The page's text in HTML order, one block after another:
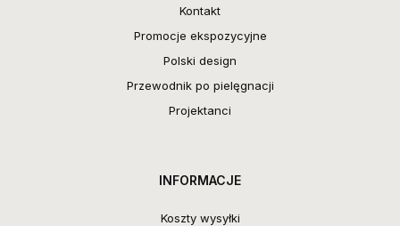
Kontakt
Promocje ekspozycyjne
Polski design
Przewodnik po pielęgnacji
Projektanci
INFORMACJE
Koszty wysyłki